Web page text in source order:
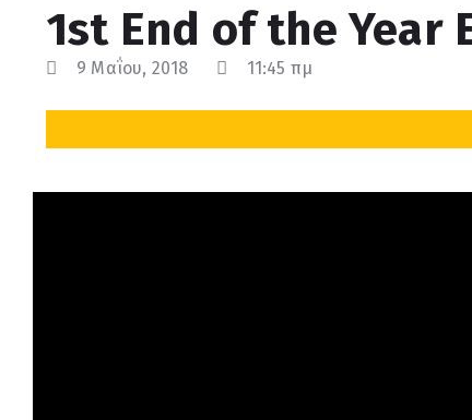
1st End of the Year
9 Μαΐου, 2018 11:45 πμ